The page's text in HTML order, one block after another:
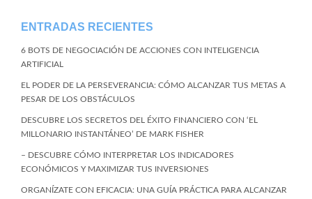
ENTRADAS RECIENTES
6 BOTS DE NEGOCIACIÓN DE ACCIONES CON INTELIGENCIA
ARTIFICIAL
EL PODER DE LA PERSEVERANCIA: CÓMO ALCANZAR TUS METAS A
PESAR DE LOS OBSTÁCULOS
DESCUBRE LOS SECRETOS DEL ÉXITO FINANCIERO CON ‘EL
MILLONARIO INSTANTÁNEO’ DE MARK FISHER
– DESCUBRE CÓMO INTERPRETAR LOS INDICADORES
ECONÓMICOS Y MAXIMIZAR TUS INVERSIONES
ORGANÍZATE CON EFICACIA: UNA GUÍA PRÁCTICA PARA ALCANZAR